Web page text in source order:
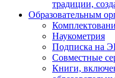
традиции,
Образовательным
Наукометрия
Подписка на
Совместные
Книги,